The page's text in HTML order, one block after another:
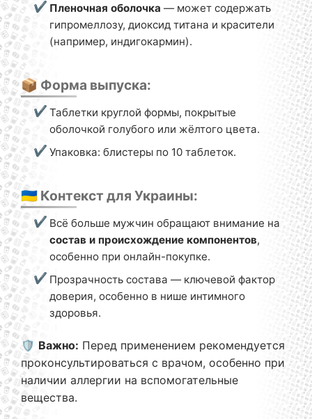
Пленочная оболочка — может содержать
гипромеллозу, диоксид титана и красители
(например, индигокармин).
📦 Форма выпуска:
Таблетки круглой формы, покрытые
оболочкой голубого или жёлтого цвета.
Упаковка: блистеры по 10 таблеток.
🇺🇦 Контекст для Украины:
Всё больше мужчин обращают внимание на
состав и происхождение компонентов,
особенно при онлайн-покупке.
Прозрачность состава — ключевой фактор
доверия, особенно в нише интимного
здоровья.
🛡️ Важно: Перед применением рекомендуется
проконсультироваться с врачом, особенно при
наличии аллергии на вспомогательные
вещества.